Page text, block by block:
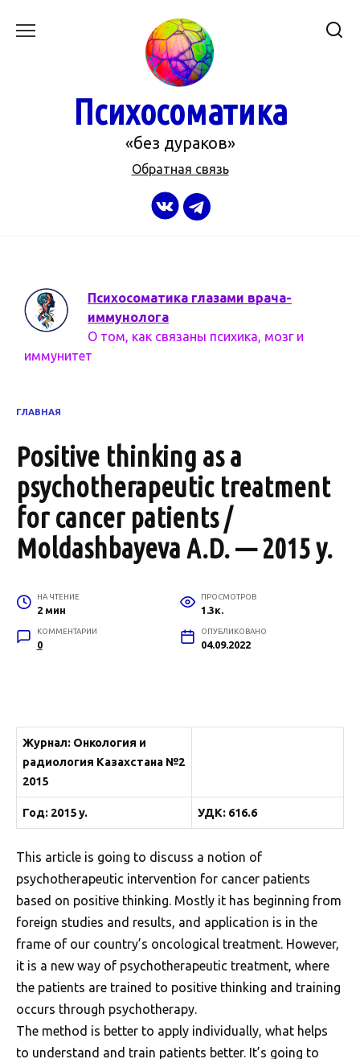
Психосоматика
«без дураков»
Обратная связь
Психосоматика глазами врача-
иммунолога
О том, как связаны психика, мозг и
иммунитет
ГЛАВНАЯ
Positive thinking as a
psychotherapeutic treatment
for cancer patients /
Moldashbayeva A.D. — 2015 y.
НА ЧТЕНИЕ
2 мин
ПРОСМОТРОВ
1.3к.
КОММЕНТАРИИ
0
ОПУБЛИКОВАНО
04.09.2022
Журнал: Онкология и
радиология Казахстана №2
2015
Год: 2015 y. УДК: 616.6
This article is going to discuss a notion of
psychotherapeutic intervention for cancer patients
based on positive thinking. Mostly it has beginning from
foreign studies and results, and application is in the
frame of our country’s oncological treatment. However,
it is a new way of psychotherapeutic treatment, where
the patients are trained to positive thinking and training
occurs through psychotherapy.
The method is better to apply individually, what helps
to understand and train patients better. It’s going to